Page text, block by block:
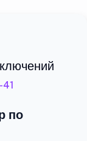
по